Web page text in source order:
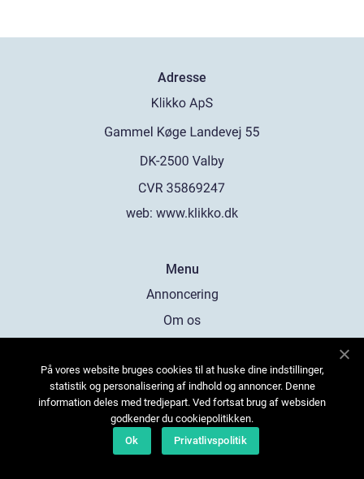
Adresse
web: www.klikko.dk
Menu
Annoncering
Om os
Kontakt os
Sitemap
På vores website bruges cookies til at huske dine indstillinger,
statistik og personalisering af indhold og annoncer. Denne
information deles med tredjepart. Ved fortsat brug af websiden
godkender du cookiepolitikken.
Ok
Privatlivspolitik